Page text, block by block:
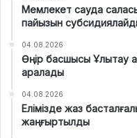
Мемлекет сауда
пайызын
04.08.2026
Өңір басшысы Ұлытау
аралады
04.08.2026
Елімізде жаз
жаңғыртылды